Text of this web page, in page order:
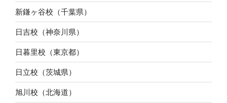
新鎌ヶ谷校（千葉県）
日吉校（神奈川県）
日暮里校（東京都）
日立校（茨城県）
旭川校（北海道）